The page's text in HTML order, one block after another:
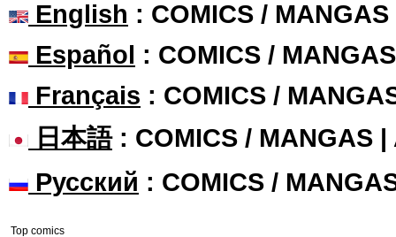
English : COMICS /
Español : COMICS /
Français : COMICS /
日本語: COMICS / MANGAS |
Русский : COMICS /
Top comics